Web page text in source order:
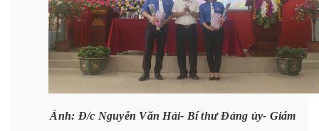
Ảnh: Đ/c Nguyễn Văn Hải- Bí thư Đảng ủy- Giám